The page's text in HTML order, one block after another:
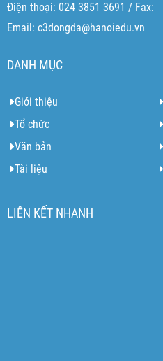
Điện thoại: 024 3851 3691 / Fax:
Email: c3dongda@hanoiedu.vn
DANH MỤC
Giới thiệu
Tổ chức
Văn bản
Tài liệu
LIÊN KẾT NHANH